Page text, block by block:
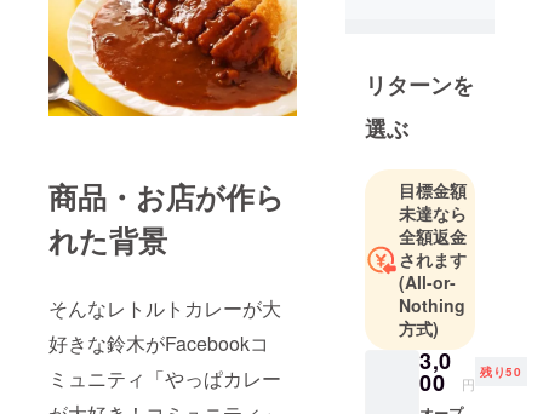
商品・お店が作ら
れた背景
そんなレトルトカレーが大
好きな鈴木がFacebookコ
ミュニティ「やっぱカレー
タートしま
した。
リターンを
選ぶ
目標金額
未達なら
全額返金
されます
(All-or-
Nothing
方式)
3,0
00 円
残り50